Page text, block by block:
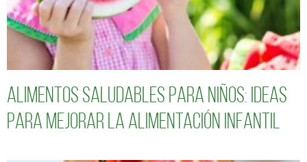
Alimentos saludables para niños: Ideas
para mejorar la alimentación infantil